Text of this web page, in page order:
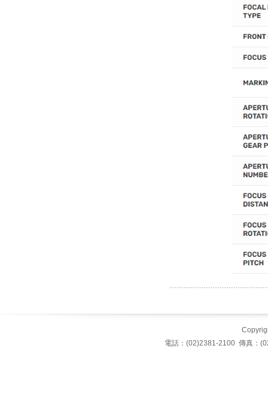
電話：(02)2381-2100 傳真：